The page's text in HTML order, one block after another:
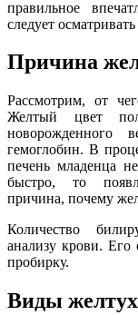
правильное
следует
Причина
Рассмотрим, от
Желтый цвет
новорожденного
гемоглобин. В
печень младенца
быстро, то
причина, почему
Количество
анализу крови.
пробирку.
Виды